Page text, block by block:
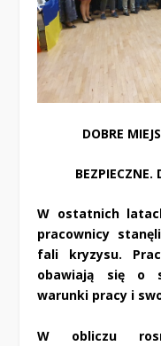
DOBRE
BEZPIECZNE.
W ostatnich
pracownicy
fali kryzysu.
obawiają się o
warunki pracy i
W obliczu